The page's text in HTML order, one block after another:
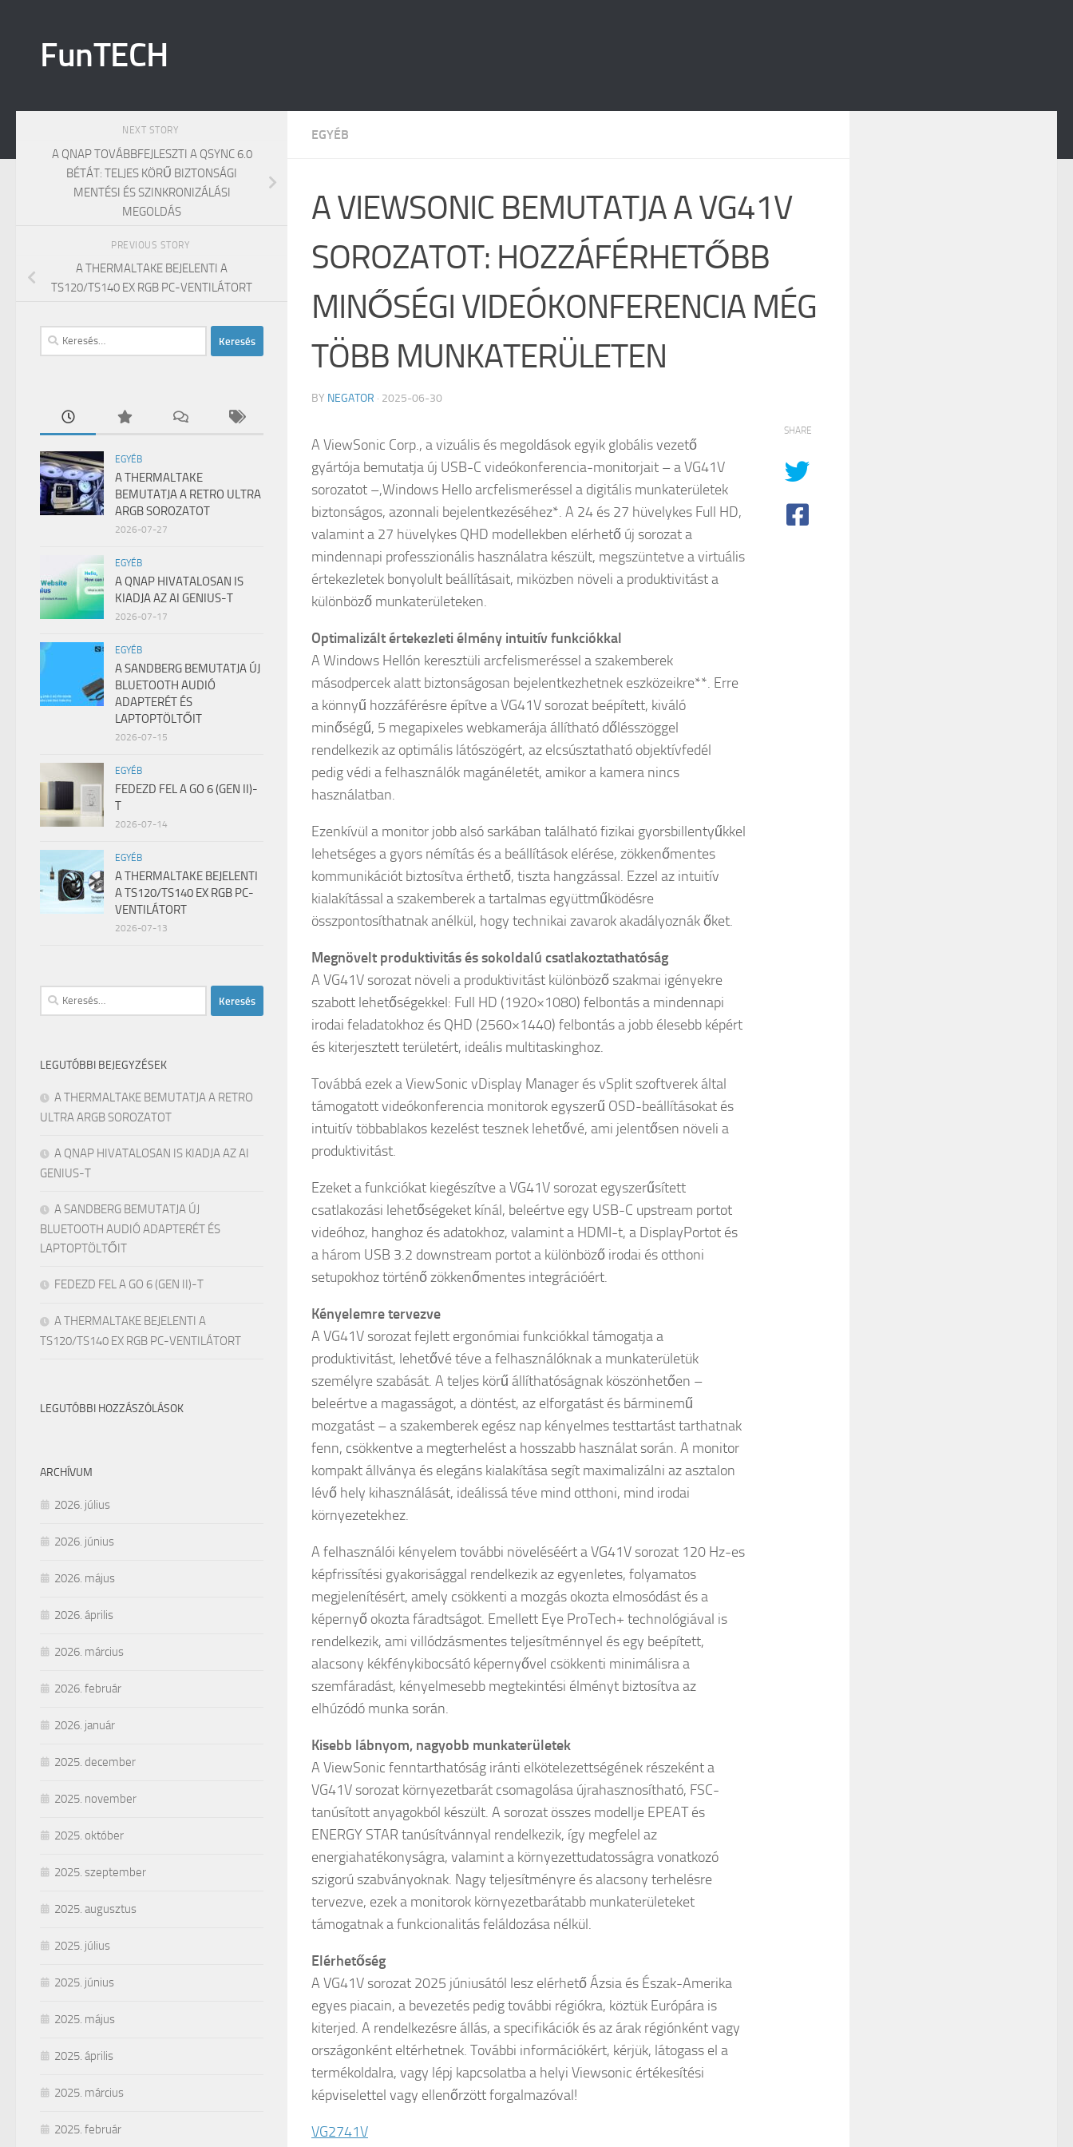
FunTECH
EGYÉB
A VIEWSONIC BEMUTATJA A VG41V
SOROZATOT: HOZZÁFÉRHETŐBB
MINŐSÉGI VIDEÓKONFERENCIA MÉG
TÖBB MUNKATERÜLETEN
BY NEGATOR · 2025-06-30
A ViewSonic Corp., a vizuális és megoldások egyik globális vezető
gyártója bemutatja új USB-C videókonferencia-monitorjait – a VG41V
sorozatot –,Windows Hello arcfelismeréssel a digitális munkaterületek
biztonságos, azonnali bejelentkezéséhez*. A 24 és 27 hüvelykes Full HD,
valamint a 27 hüvelykes QHD modellekben elérhető új sorozat a
mindennapi professzionális használatra készült, megszüntetve a virtuális
értekezletek bonyolult beállításait, miközben növeli a produktivitást a
különböző munkaterületeken.
Optimalizált értekezleti élmény intuitív funkciókkal
A Windows Hellón keresztüli arcfelismeréssel a szakemberek
másodpercek alatt biztonságosan bejelentkezhetnek eszközeikre**. Erre
a könnyű hozzáférésre építve a VG41V sorozat beépített, kiváló
minőségű, 5 megapixeles webkamerája állítható dőlésszöggel
rendelkezik az optimális látószögért, az elcsúsztatható objektívfedél
pedig védi a felhasználók magánéletét, amikor a kamera nincs
használatban.
Ezenkívül a monitor jobb alsó sarkában található fizikai gyorsbillentyűkkel
lehetséges a gyors némítás és a beállítások elérése, zökkenőmentes
kommunikációt biztosítva érthető, tiszta hangzással. Ezzel az intuitív
kialakítással a szakemberek a tartalmas együttműködésre
összpontosíthatnak anélkül, hogy technikai zavarok akadályoznák őket.
Megnövelt produktivitás és sokoldalú csatlakoztathatóság
A VG41V sorozat növeli a produktivitást különböző szakmai igényekre
szabott lehetőségekkel: Full HD (1920×1080) felbontás a mindennapi
irodai feladatokhoz és QHD (2560×1440) felbontás a jobb élesebb képért
és kiterjesztett területért, ideális multitaskinghoz.
Továbbá ezek a ViewSonic vDisplay Manager és vSplit szoftverek által
támogatott videókonferencia monitorok egyszerű OSD-beállításokat és
intuitív többablakos kezelést tesznek lehetővé, ami jelentősen növeli a
produktivitást.
Ezeket a funkciókat kiegészítve a VG41V sorozat egyszerűsített
csatlakozási lehetőségeket kínál, beleértve egy USB-C upstream portot
videóhoz, hanghoz és adatokhoz, valamint a HDMI-t, a DisplayPortot és
a három USB 3.2 downstream portot a különböző irodai és otthoni
setupokhoz történő zökkenőmentes integrációért.
Kényelemre tervezve
A VG41V sorozat fejlett ergonómiai funkciókkal támogatja a
produktivitást, lehetővé téve a felhasználóknak a munkaterületük
személyre szabását. A teljes körű állíthatóságnak köszönhetően –
beleértve a magasságot, a döntést, az elforgatást és bárminemű
mozgatást – a szakemberek egész nap kényelmes testtartást tarthatnak
fenn, csökkentve a megterhelést a hosszabb használat során. A monitor
kompakt állványa és elegáns kialakítása segít maximalizálni az asztalon
lévő hely kihasználását, ideálissá téve mind otthoni, mind irodai
környezetekhez.
A felhasználói kényelem további növeléséért a VG41V sorozat 120 Hz-es
képfrissítési gyakorisággal rendelkezik az egyenletes, folyamatos
megjelenítésért, amely csökkenti a mozgás okozta elmosódást és a
képernyő okozta fáradtságot. Emellett Eye ProTech+ technológiával is
rendelkezik, ami villódzásmentes teljesítménnyel és egy beépített,
alacsony kékfénykibocsátó képernyővel csökkenti minimálisra a
szemfáradást, kényelmesebb megtekintési élményt biztosítva az
elhúzódó munka során.
Kisebb lábnyom, nagyobb munkaterületek
A ViewSonic fenntarthatóság iránti elkötelezettségének részeként a
VG41V sorozat környezetbarát csomagolása újrahasznosítható, FSC-
tanúsított anyagokból készült. A sorozat összes modellje EPEAT és
ENERGY STAR tanúsítvánnyal rendelkezik, így megfelel az
energiahatékonyságra, valamint a környezettudatosságra vonatkozó
szigorú szabványoknak. Nagy teljesítményre és alacsony terhelésre
tervezve, ezek a monitorok környezetbarátabb munkaterületeket
támogatnak a funkcionalitás feláldozása nélkül.
Elérhetőség
A VG41V sorozat 2025 júniusától lesz elérhető Ázsia és Észak-Amerika
egyes piacain, a bevezetés pedig további régiókra, köztük Európára is
kiterjed. A rendelkezésre állás, a specifikációk és az árak régiónként vagy
országonként eltérhetnek. További információkért, kérjük, látogass el a
termékoldalra, vagy lépj kapcsolatba a helyi Viewsonic értékesítési
képviselettel vagy ellenőrzött forgalmazóval!
VG2741V
SHARE
NEXT STORY
A QNAP TOVÁBBFEJLESZTI A QSYNC 6.0
BÉTÁT: TELJES KÖRŰ BIZTONSÁGI
MENTÉSI ÉS SZINKRONIZÁLÁSI
MEGOLDÁS
PREVIOUS STORY
A THERMALTAKE BEJELENTI A
TS120/TS140 EX RGB PC-VENTILÁTORT
Keresés:
EGYÉB
A THERMALTAKE
BEMUTATJA A RETRO ULTRA
ARGB SOROZATOT
2026-07-27
EGYÉB
A QNAP HIVATALOSAN IS
KIADJA AZ AI GENIUS-T
2026-07-17
EGYÉB
A SANDBERG BEMUTATJA ÚJ
BLUETOOTH AUDIÓ
ADAPTERÉT ÉS
LAPTOPTÖLTŐIT
2026-07-15
EGYÉB
FEDEZD FEL A GO 6 (GEN II)-
T
2026-07-14
EGYÉB
A THERMALTAKE BEJELENTI
A TS120/TS140 EX RGB PC-
VENTILÁTORT
2026-07-13
Keresés:
LEGUTÓBBI BEJEGYZÉSEK
A THERMALTAKE BEMUTATJA A RETRO
ULTRA ARGB SOROZATOT
A QNAP HIVATALOSAN IS KIADJA AZ AI
GENIUS-T
A SANDBERG BEMUTATJA ÚJ
BLUETOOTH AUDIÓ ADAPTERÉT ÉS
LAPTOPTÖLTŐIT
FEDEZD FEL A GO 6 (GEN II)-T
A THERMALTAKE BEJELENTI A
TS120/TS140 EX RGB PC-VENTILÁTORT
LEGUTÓBBI HOZZÁSZÓLÁSOK
ARCHÍVUM
2026. július
2026. június
2026. május
2026. április
2026. március
2026. február
2026. január
2025. december
2025. november
2025. október
2025. szeptember
2025. augusztus
2025. július
2025. június
2025. május
2025. április
2025. március
2025. február